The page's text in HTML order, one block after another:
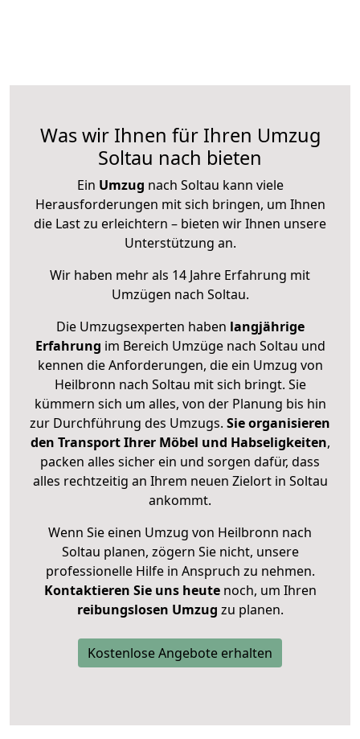
Was wir Ihnen für Ihren Umzug
Soltau nach bieten
Ein Umzug nach Soltau kann viele
Herausforderungen mit sich bringen, um Ihnen
die Last zu erleichtern – bieten wir Ihnen unsere
Unterstützung an.
Wir haben mehr als 14 Jahre Erfahrung mit
Umzügen nach Soltau.
Die Umzugsexperten haben langjährige
Erfahrung im Bereich Umzüge nach Soltau und
kennen die Anforderungen, die ein Umzug von
Heilbronn nach Soltau mit sich bringt. Sie
kümmern sich um alles, von der Planung bis hin
zur Durchführung des Umzugs. Sie organisieren
den Transport Ihrer Möbel und Habseligkeiten,
packen alles sicher ein und sorgen dafür, dass
alles rechtzeitig an Ihrem neuen Zielort in Soltau
ankommt.
Wenn Sie einen Umzug von Heilbronn nach
Soltau planen, zögern Sie nicht, unsere
professionelle Hilfe in Anspruch zu nehmen.
Kontaktieren Sie uns heutenoch, um Ihren
reibungslosen Umzug zu planen.
Kostenlose Angebote erhalten